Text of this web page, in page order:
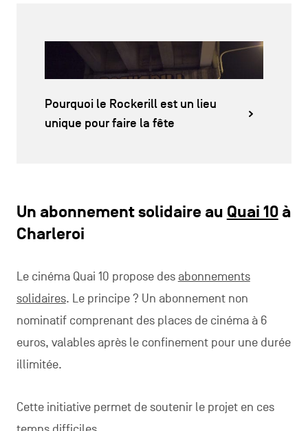
Pourquoi le Rockerill est un lieu
unique pour faire la fête
Un abonnement solidaire au Quai 10à
Charleroi
Le cinéma Quai 10 propose des abonnements
solidaires. Le principe ? Un abonnement non
nominatif comprenant des places de cinéma à 6
euros, valables après le confinement pour une durée
illimitée.
Cette initiative permet de soutenir le projet en ces